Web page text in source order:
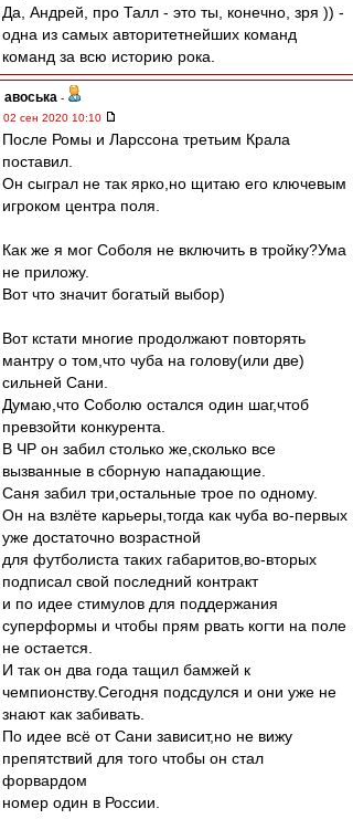
Да, Андрей, про Талл - это ты, конечно, зря )) -
одна из самых авторитетнейших команд
команд за всю историю рока.
авоська -
02 сен 2020 10:10
После Ромы и Ларссона третьим Крала
поставил.
Он сыграл не так ярко,но щитаю его ключевым
игроком центра поля.
Как же я мог Соболя не включить в тройку?Ума
не приложу.
Вот что значит богатый выбор)
Вот кстати многие продолжают повторять
мантру о том,что чуба на голову(или две)
сильней Сани.
Думаю,что Соболю остался один шаг,чтоб
превзойти конкурента.
В ЧР он забил столько же,сколько все
вызванные в сборную нападающие.
Саня забил три,остальные трое по одному.
Он на взлёте карьеры,тогда как чуба во-первых
уже достаточно возрастной
для футболиста таких габаритов,во-вторых
подписал свой последний контракт
и по идее стимулов для поддержания
суперформы и чтобы прям рвать когти на поле
не остается.
И так он два года тащил бамжей к
чемпионству.Сегодня подсдулся и они уже не
знают как забивать.
По идее всё от Сани зависит,но не вижу
препятствий для того чтобы он стал
форвардом
номер один в России.